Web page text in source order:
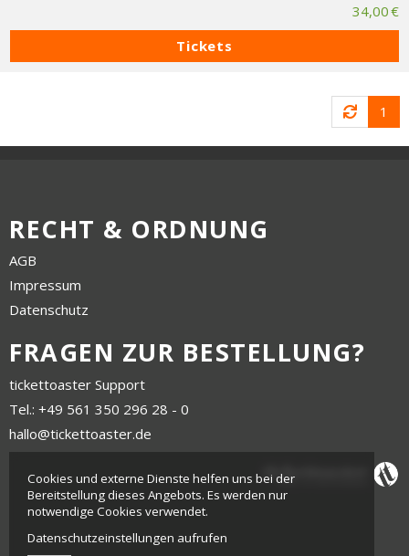
34,00 €
Tickets
1
RECHT & ORDNUNG
AGB
Impressum
Datenschutz
FRAGEN ZUR BESTELLUNG?
tickettoaster Support
Tel.: +49 561 350 296 28 - 0
hallo@tickettoaster.de
Cookies und externe Dienste helfen uns bei der
Bereitstellung dieses Angebots. Es werden nur
notwendige Cookies verwendet.
Datenschutzeinstellungen aufrufen